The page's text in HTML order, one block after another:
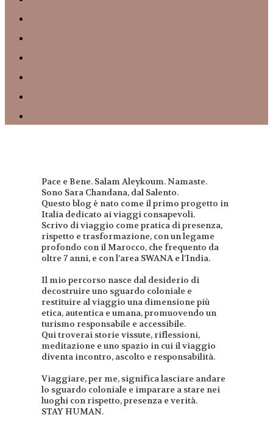
Pace e Bene. Salam Aleykoum. Namaste.
Sono Sara Chandana, dal Salento.
Questo blog è nato come il primo progetto in
Italia dedicato ai viaggi consapevoli.
Scrivo di viaggio come pratica di presenza,
rispetto e trasformazione, con un legame
profondo con il Marocco, che frequento da
oltre 7 anni, e con l’area SWANA e l’India.
Il mio percorso nasce dal desiderio di
decostruire uno sguardo coloniale e
restituire al viaggio una dimensione più
etica, autentica e umana, promuovendo un
turismo responsabile e accessibile.
Qui troverai storie vissute, riflessioni,
meditazione e uno spazio in cui il viaggio
diventa incontro, ascolto e responsabilità.
Viaggiare, per me, significa lasciare andare
lo sguardo coloniale e imparare a stare nei
luoghi con rispetto, presenza e verità.
STAY HUMAN.